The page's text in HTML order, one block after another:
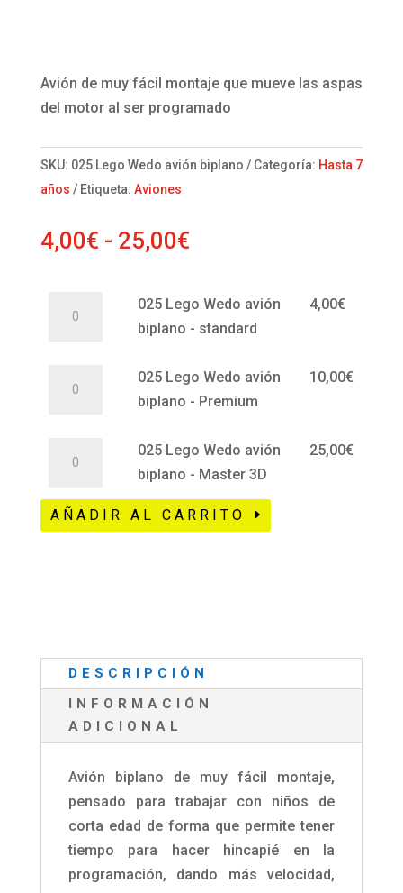
Avión de muy fácil montaje que mueve las aspas
del motor al ser programado
SKU: 025 Lego Wedo avión biplano Categoría: Hasta 7
años
Etiqueta: Aviones
4,00€ - 25,00€Rango
desde
4,00€
25,00€
025 Lego Wedo avión
biplano - standard
4,00€
-
Premium
025 Lego Wedo avión
biplano - Premium
10,00€
Wedo
avión
025 Lego Wedo avión
biplano - Master 3D
25,00€
AÑADIR AL CARRITO
DESCRIPCIÓN
INFORMACIÓN
ADICIONAL
Avión biplano de muy fácil montaje,
pensado para trabajar con niños de
corta edad de forma que permite tener
tiempo para hacer hincapié en la
programación, dando más velocidad,